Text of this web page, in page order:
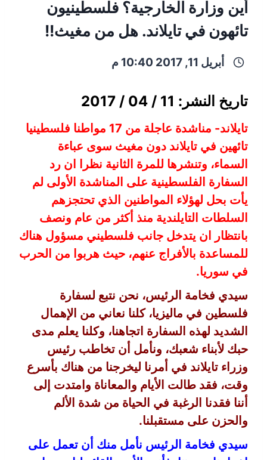
أين وزارة الخارجية؟ فلسطينيون
تائهون في تايلاند. هل من مغيث!!
أبريل 11, 2017 10:40 م
تاريخ النشر: 11 / 04 / 2017
تايلاند- مناشدة عاجلة من 17 مواطنا فلسطينيا
تائهين في تايلاند دون مغيث سوى عباءة
السماء، وتنشرها للمرة الثانية نظرا ان رد
السفارة الفلسطينية على المناشدة الأولى لم
يأت بحل لهؤلاء المواطنين الذي تحتجزهم
السلطات التايلندية منذ أكثر من عام ونصف
بانتظار ان يتدخل جانب فلسطيني مسؤول هناك
للمساعدة بالأفراج عنهم، حيث هربوا من الحرب
في سوريا.
سيدي فخامة الرئيس، نحن نتبع لسفارة
فلسطين في ماليزيا، كلنا نعاني من الإهمال
الشديد لهذه السفارة اتجاهنا، وكلنا يعلم مدى
حبك لأبناء شعبك، ونأمل أن تخاطب رئيس
وزراء تايلاند في أمرنا ليخرجنا من هناك بأسرع
وقت، فقد طالت الأيام والمعاناة وامتدت إلى
أننا فقدنا الرغبة في الحياة من شدة الألم
والحزن على مستقبلنا.
سيدي فخامة الرئيس نأمل منك أن تعمل على